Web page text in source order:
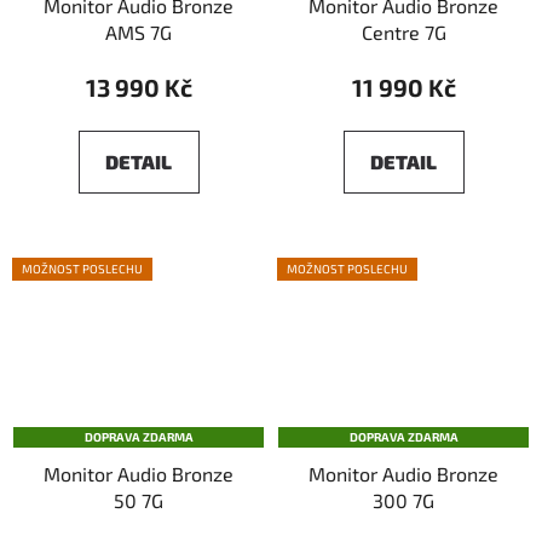
Monitor Audio Bronze
AMS 7G
13 990 Kč
DETAIL
Monitor Audio Bronze
Centre 7G
11 990 Kč
DETAIL
MOŽNOST POSLECHU
DOPRAVA ZDARMA
Monitor Audio Bronze
50 7G
MOŽNOST POSLECHU
DOPRAVA ZDARMA
Monitor Audio Bronze
300 7G